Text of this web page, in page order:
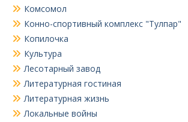
Комсомол
Конно-спортивный комплекс "Тулпар"
Копилочка
Культура
Лесотарный завод
Литературная гостиная
Литературная жизнь
Локальные войны